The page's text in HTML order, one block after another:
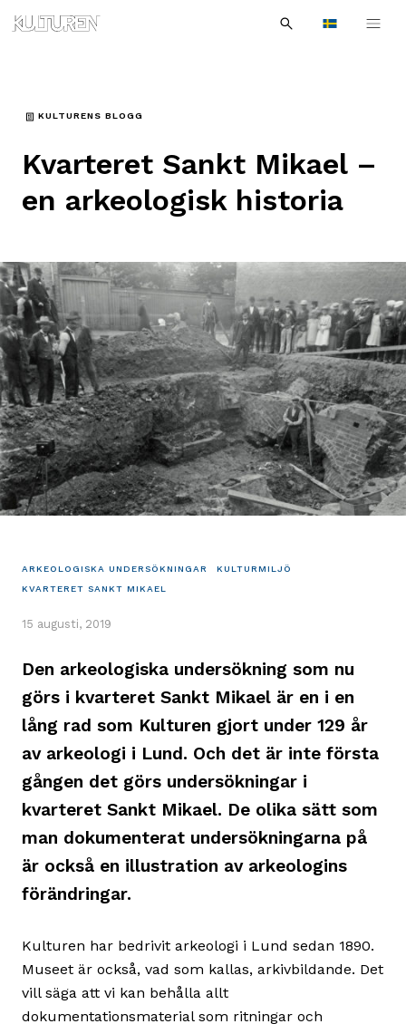
navigationen
innehållet
Languages
efter:
Sök
KULTURENS BLOGG
Kvarteret Sankt Mikael –
en arkeologisk historia
ARKEOLOGISKA UNDERSÖKNINGAR
KULTURMILJÖ
KVARTERET SANKT MIKAEL
15 augusti, 2019
Den arkeologiska undersökning som nu
görs i kvarteret Sankt Mikael är en i en
lång rad som Kulturen gjort under 129 år
av arkeologi i Lund. Och det är inte första
gången det görs undersökningar i
kvarteret Sankt Mikael. De olika sätt som
man dokumenterat undersökningarna på
är också en illustration av arkeologins
förändringar.
Kulturen har bedrivit arkeologi i Lund sedan 1890.
Museet är också, vad som kallas, arkivbildande. Det
vill säga att vi kan behålla allt
dokumentationsmaterial som ritningar och